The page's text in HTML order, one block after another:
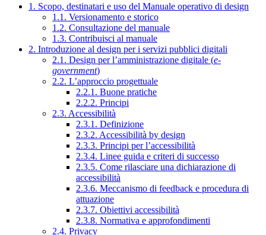
1. Scopo, destinatari e uso del Manuale operativo di design
1.1. Versionamento e storico
1.2. Consultazione del manuale
1.3. Contribuisci al manuale
2. Introduzione al design per i servizi pubblici digitali
2.1. Design per l’amministrazione digitale (e-
government)
2.2. L’approccio progettuale
2.2.1. Buone pratiche
2.2.2. Principi
2.3. Accessibilità
2.3.1. Definizione
2.3.2. Accessibilità by design
2.3.3. Principi per l’accessibilità
2.3.4. Linee guida e criteri di successo
2.3.5. Come rilasciare una dichiarazione di
accessibilità
2.3.6. Meccanismo di feedback e procedura di
attuazione
2.3.7. Obiettivi accessibilità
2.3.8. Normativa e approfondimenti
2.4. Privacy